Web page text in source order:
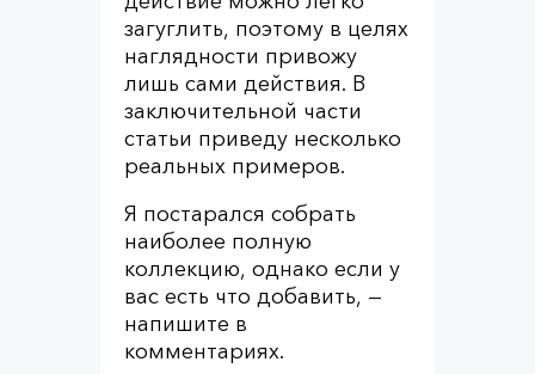
загуглить, поэтому в целях
наглядности привожу
лишь сами действия. В
заключительной части
статьи приведу несколько
реальных примеров.
Я постарался собрать
наиболее полную
коллекцию, однако если у
вас есть что добавить, —
напишите в
комментариях.